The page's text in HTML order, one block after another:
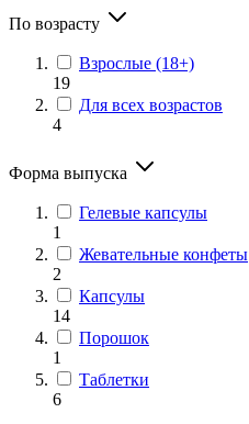
По возрасту
Взрослые (18+)
19
Для всех возрастов
4
Форма выпуска
Гелевые капсулы
1
Жевательные конфеты
2
Капсулы
14
Порошок
1
Таблетки
6